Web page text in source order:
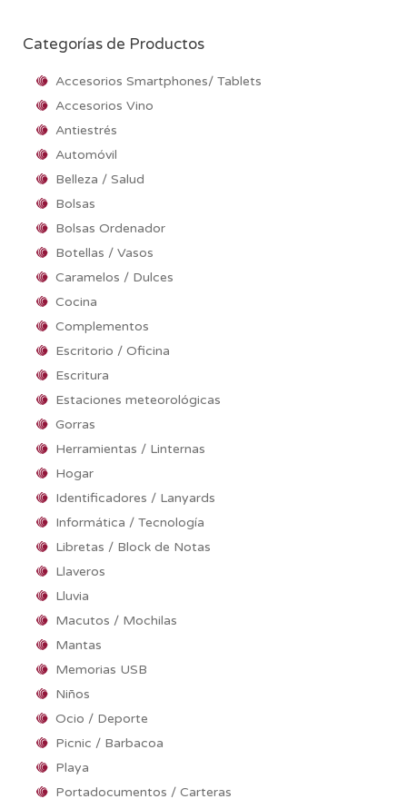
Categorías de Productos
Accesorios Smartphones/ Tablets
Accesorios Vino
Antiestrés
Automóvil
Belleza / Salud
Bolsas
Bolsas Ordenador
Botellas / Vasos
Caramelos / Dulces
Cocina
Complementos
Escritorio / Oficina
Escritura
Estaciones meteorológicas
Gorras
Herramientas / Linternas
Hogar
Identificadores / Lanyards
Informática / Tecnología
Libretas / Block de Notas
Llaveros
Lluvia
Macutos / Mochilas
Mantas
Memorias USB
Niños
Ocio / Deporte
Picnic / Barbacoa
Playa
Portadocumentos / Carteras